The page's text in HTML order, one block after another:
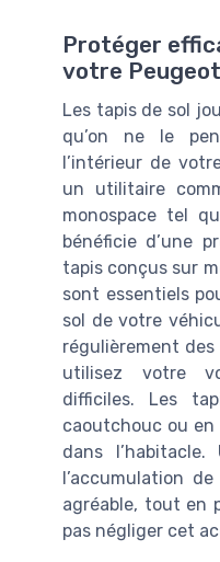
Protéger
votre Peugeot
Les tapis de sol
qu’on ne le
l’intérieur de
un utilitaire
monospace tel
bénéficie d’une
tapis conçus sur
sont essentiels
sol de votre
régulièrement
utilisez votre
difficiles. Les
caoutchouc ou
dans
l’accumulation
agréable, tout en
pas négliger cet